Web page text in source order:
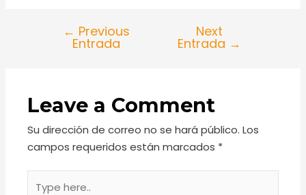
← Previous
Entrada
Next
Entrada →
Leave a Comment
Su dirección de correo no se hará público. Los
campos requeridos están marcados *